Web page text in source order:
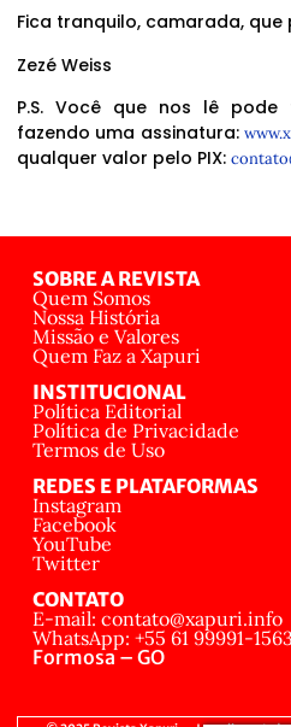
Fica tranquilo, camarada,
Zezé Weiss
P.S. Você que nos lê pode
fazendo uma assinatura:
qualquer valor pelo PIX:
SOBRE A REVISTA
Quem Somos
Nossa História
Missão e Valores
Quem Faz a Xapuri
INSTITUCIONAL
Política Editorial
Política de Privacidade
Termos de Uso
REDES E PLATAFORMAS
Instagram
Facebook
YouTube
Twitter
CONTATO
E-mail: contato@xapuri.info
WhatsApp: +55 61 99991-1563
Formosa – GO